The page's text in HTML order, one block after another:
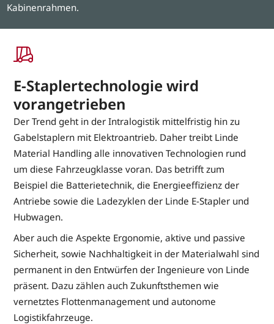
Kabinenrahmen.
E-Staplertechnologie wird
vorangetrieben
Der Trend geht in der Intralogistik mittelfristig hin zu
Gabelstaplern mit Elektroantrieb. Daher treibt Linde
Material Handling alle innovativen Technologien rund
um diese Fahrzeugklasse voran. Das betrifft zum
Beispiel die Batterietechnik, die Energieeffizienz der
Antriebe sowie die Ladezyklen der Linde E-Stapler und
Hubwagen.
Aber auch die Aspekte Ergonomie, aktive und passive
Sicherheit, sowie Nachhaltigkeit in der Materialwahl sind
permanent in den Entwürfen der Ingenieure von Linde
präsent. Dazu zählen auch Zukunftsthemen wie
vernetztes Flottenmanagement und autonome
Logistikfahrzeuge.